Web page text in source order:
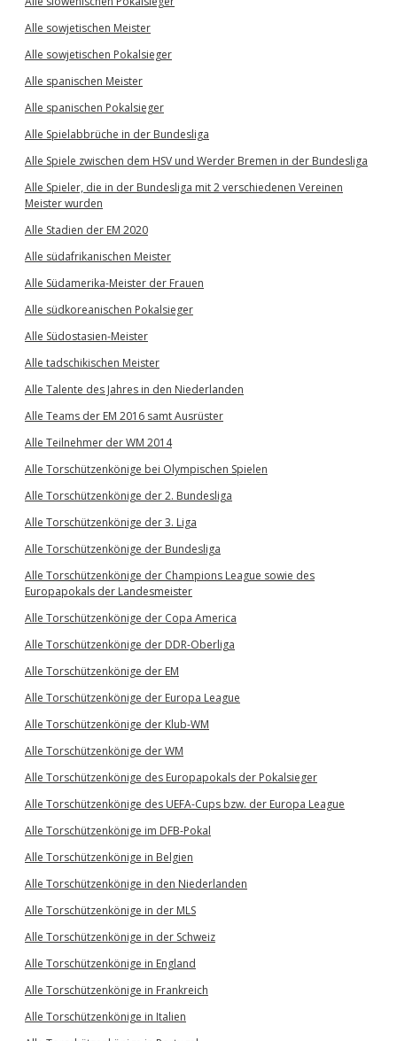
Alle sowjetischen Meister
Alle sowjetischen Pokalsieger
Alle spanischen Meister
Alle spanischen Pokalsieger
Alle Spielabbrüche in der Bundesliga
Alle Spiele zwischen dem HSV und Werder Bremen in der Bundesliga
Alle Spieler, die in der Bundesliga mit 2 verschiedenen Vereinen
Meister wurden
Alle Stadien der EM 2020
Alle südafrikanischen Meister
Alle Südamerika-Meister der Frauen
Alle südkoreanischen Pokalsieger
Alle Südostasien-Meister
Alle tadschikischen Meister
Alle Talente des Jahres in den Niederlanden
Alle Teams der EM 2016 samt Ausrüster
Alle Teilnehmer der WM 2014
Alle Torschützenkönige bei Olympischen Spielen
Alle Torschützenkönige der 2. Bundesliga
Alle Torschützenkönige der 3. Liga
Alle Torschützenkönige der Bundesliga
Alle Torschützenkönige der Champions League sowie des
Europapokals der Landesmeister
Alle Torschützenkönige der Copa America
Alle Torschützenkönige der DDR-Oberliga
Alle Torschützenkönige der EM
Alle Torschützenkönige der Europa League
Alle Torschützenkönige der Klub-WM
Alle Torschützenkönige der WM
Alle Torschützenkönige des Europapokals der Pokalsieger
Alle Torschützenkönige des UEFA-Cups bzw. der Europa League
Alle Torschützenkönige im DFB-Pokal
Alle Torschützenkönige in Belgien
Alle Torschützenkönige in den Niederlanden
Alle Torschützenkönige in der MLS
Alle Torschützenkönige in der Schweiz
Alle Torschützenkönige in England
Alle Torschützenkönige in Frankreich
Alle Torschützenkönige in Italien